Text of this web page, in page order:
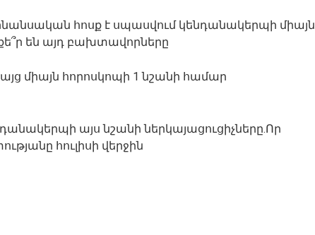
հոսք է սպասվում կենդանակերպի միայն
են այդ բախտավորները
միայն հորոսկոպի 1 նշանի համար
այս նշանի ներկայացուցիչները.Որ
հուլիսի վերջին